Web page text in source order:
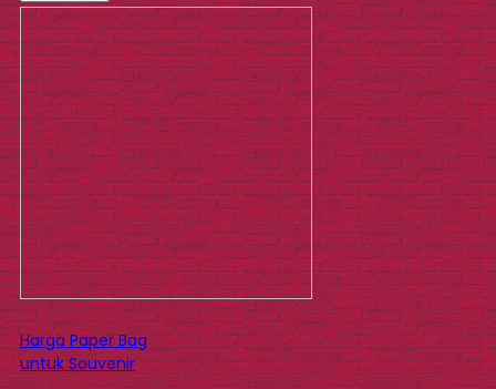
Harga Paper Bag
untuk Souvenir